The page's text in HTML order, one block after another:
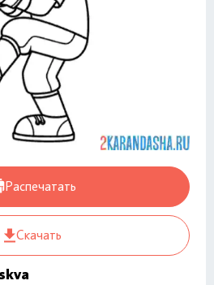
Распечатать
Скачать